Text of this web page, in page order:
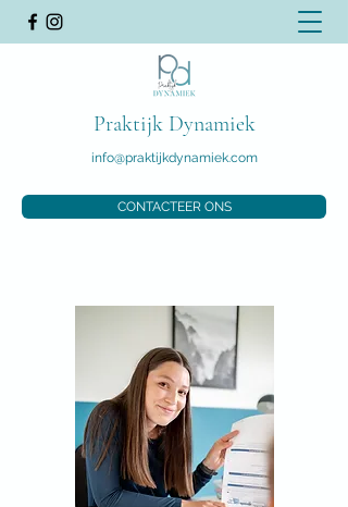
Praktijk Dynamiek
info@praktijkdynamiek.com
CONTACTEER ONS